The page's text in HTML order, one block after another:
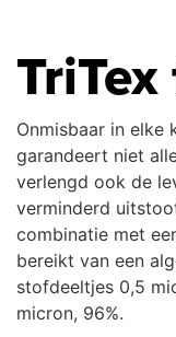
Onmisbaar in elke
garandeert niet
verlengd ook de
verminderd
combinatie met
bereikt van een
stofdeeltjes 0,5
micron, 96%.